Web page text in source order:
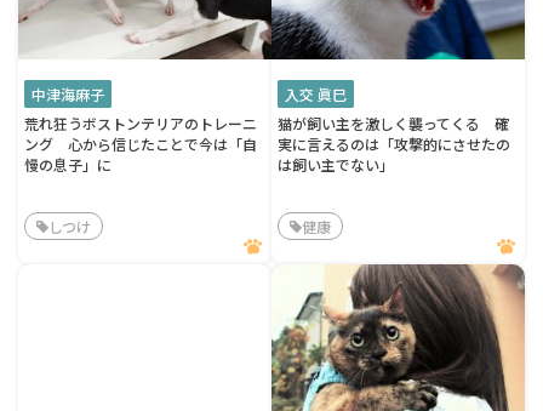
中津海麻子
荒れ狂うボストンテリアのトレーニ
ング 心から信じたことで今は「自
慢の息子」に
しつけ
入交 眞巳
猫が飼い主を激しく襲ってくる 確
実に言えるのは「攻撃的にさせたの
は飼い主でない」
健康